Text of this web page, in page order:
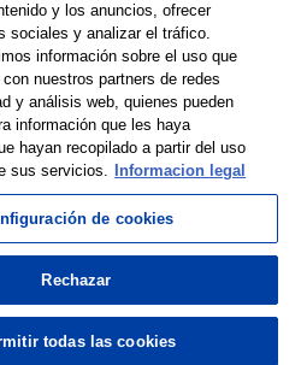
by: 1 to 1 of 1 >
Bilbao
y los anuncios, ofrecer
sociales y analizar el tráfico.
información sobre el uso que
nuestros partners de redes
y análisis web, quienes pueden
información que les haya
hayan recopilado a partir del uso
sus servicios.
Informacion legal
de cookies
Rechazar
todas las cookies